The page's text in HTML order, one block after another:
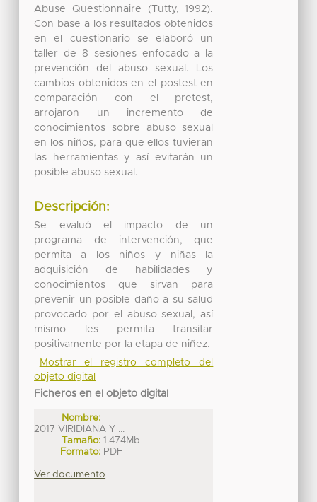
Abuse Questionnaire (Tutty, 1992).
Con base a los resultados obtenidos
en el cuestionario se elaboró un
taller de 8 sesiones enfocado a la
prevención del abuso sexual. Los
cambios obtenidos en el postest en
comparación con el pretest,
arrojaron un incremento de
conocimientos sobre abuso sexual
en los niños, para que ellos tuvieran
las herramientas y así evitarán un
posible abuso sexual.
Descripción:
Se evaluó el impacto de un
programa de intervención, que
permita a los niños y niñas la
adquisición de habilidades y
conocimientos que sirvan para
prevenir un posible daño a su salud
provocado por el abuso sexual, así
mismo les permita transitar
positivamente por la etapa de niñez.
Mostrar el registro completo del
objeto digital
Ficheros en el objeto digital
Nombre:
2017 VIRIDIANA Y ...
Tamaño: 1.474Mb
Formato: PDF
Ver documento